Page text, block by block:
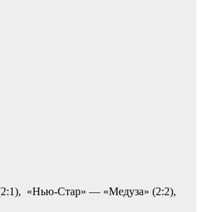
«Нью-Стар» — «Медуза» (2:2),